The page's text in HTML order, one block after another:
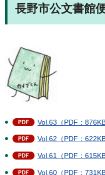
長野市公文書館
Vol.63（PDF：876KB
Vol.62（PDF：622KB
Vol.61（PDF：615KB
Vol.60（PDF：731KB